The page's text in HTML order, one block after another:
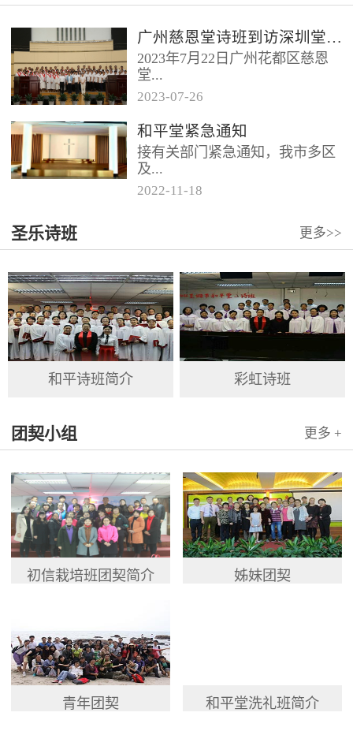
广州慈恩堂诗班到访深圳堂、和平堂
2023年7月22日广州花都区慈恩
堂...
联合诗班在叶海莲牧师的带领
下，先后到访基督教和平堂、深
圳堂。 上午和平堂教...
2023-07-26
和平堂紧急通知
接有关部门紧急通知，我市多区
及...
况比较复杂。基督教和平堂自11
月19日起，执行实施“双暂停”
2022-11 -18
圣乐诗班 更多>>
和平诗班简介 彩虹诗班
团契小组 更多 +
初信栽培班团契简介 姊妹团契
青年团契 和平堂洗礼班简介